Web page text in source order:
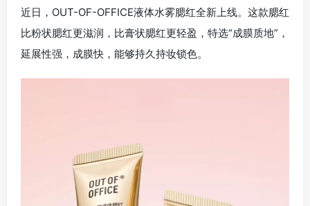
近日，OUT-OF-OFFICE液体水雾腮红全新上线。这款腮红
比粉状腮红更滋润，比膏状腮红更轻盈，特选“成膜质地”，
延展性强，成膜快，能够持久持妆锁色。